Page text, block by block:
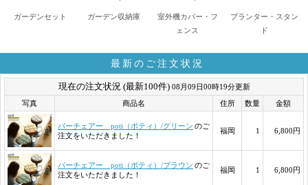
ガーデンセット ガーデン収納庫
室外機カバー・フ
ェンス
プランター・スタン
ド
最新のご注文状況